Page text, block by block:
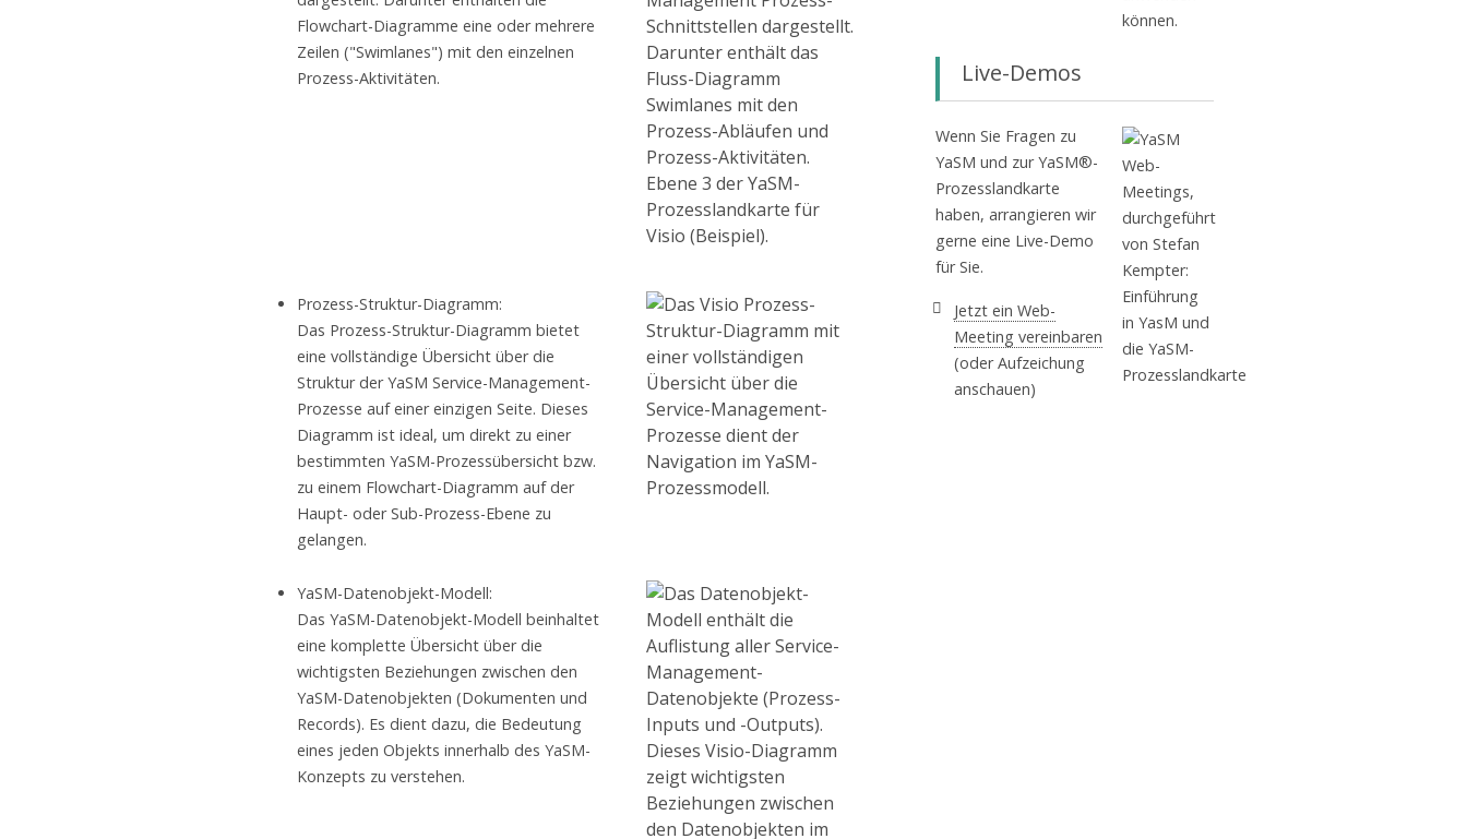
Flowchart-Diagramme eine oder mehrere
Zeilen ("Swimlanes") mit den einzelnen
Prozess-Aktivitäten.
Prozess-Struktur-Diagramm:
Das Prozess-Struktur-Diagramm bietet
eine vollständige Übersicht über die
Struktur der YaSM Service-Management-
Prozesse auf einer einzigen Seite. Dieses
Diagramm ist ideal, um direkt zu einer
bestimmten YaSM-Prozessübersicht bzw.
zu einem Flowchart-Diagramm auf der
Haupt- oder Sub-Prozess-Ebene zu
gelangen.
YaSM-Datenobjekt-Modell:
Das YaSM-Datenobjekt-Modell beinhaltet
eine komplette Übersicht über die
wichtigsten Beziehungen zwischen den
YaSM-Datenobjekten (Dokumenten und
Records). Es dient dazu, die Bedeutung
eines jeden Objekts innerhalb des YaSM-
Konzepts zu verstehen.
Live-Demos
Wenn Sie Fragen zu
YaSM und zur YaSM®-
Prozesslandkarte
haben, arrangieren wir
gerne eine Live-Demo
für Sie.
Jetzt ein Web-
Meeting vereinbaren
(oder Aufzeichung
anschauen)